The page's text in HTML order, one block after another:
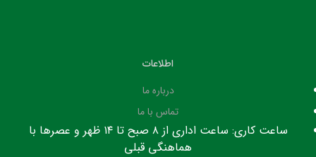
اطلاعات
درباره ما
تماس با ما
ساعت کاری: ساعت اداری از ۸ صبح تا ۱۴ ظهر و عصرها با
هماهنگی قبلی